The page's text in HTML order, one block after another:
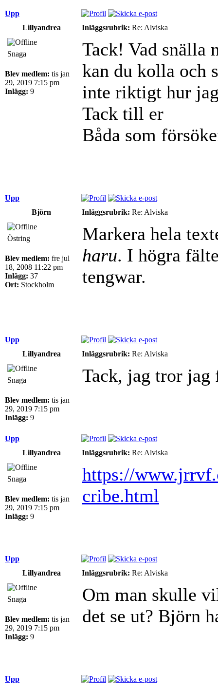
Upp
Lillyandrea
Inläggsrubrik: Re: Alviska
Snaga
Blev medlem: tis jan
29, 2019 7:15 pm
Inlägg: 9
Tack! Vad snälla
kan du kolla och
inte riktigt hur
Tack till er
Båda som
Upp
Björn
Inläggsrubrik: Re: Alviska
Östring
Blev medlem: fre jul
18, 2008 11:22 pm
Inlägg: 37
Ort: Stockholm
Markera hela
haru. I högra
tengwar.
Upp
Lillyandrea
Inläggsrubrik: Re: Alviska
Snaga
Blev medlem: tis jan
29, 2019 7:15 pm
Inlägg: 9
Tack, jag tror
Upp
Lillyandrea
Inläggsrubrik: Re: Alviska
Snaga
Blev medlem: tis jan
29, 2019 7:15 pm
Inlägg: 9
https://
cribe.html
Upp
Lillyandrea
Inläggsrubrik: Re: Alviska
Snaga
Blev medlem: tis jan
29, 2019 7:15 pm
Inlägg: 9
Om man skulle
det se ut? Björn
Upp